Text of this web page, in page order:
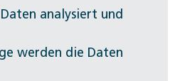
analysiert und
werden die Daten